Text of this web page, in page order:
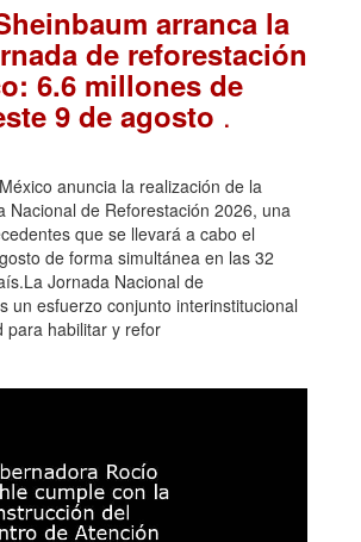
arranca la
de reforestación
6.6 millones de
9 de agosto .
anuncia la realización de la
Nacional de Reforestación 2026, una
que se llevará a cabo el
de forma simultánea en las 32
Jornada Nacional de
un esfuerzo conjunto interinstitucional
para habilitar y refor